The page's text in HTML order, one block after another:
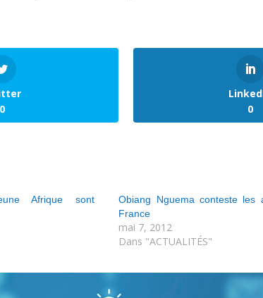
0
0
Afrique sont
Obiang Nguema conteste les
France
mai 7, 2012
Dans "ACTUALITÉS"